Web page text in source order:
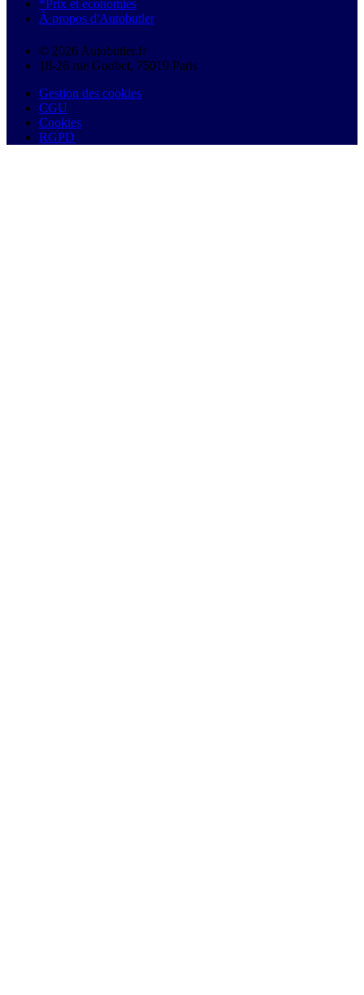
*Prix et économies
À propos d'Autobutler
© 2026 Autobutler.fr
18-26 rue Goubet, 75019 Paris
Gestion des cookies
CGU
Cookies
RGPD